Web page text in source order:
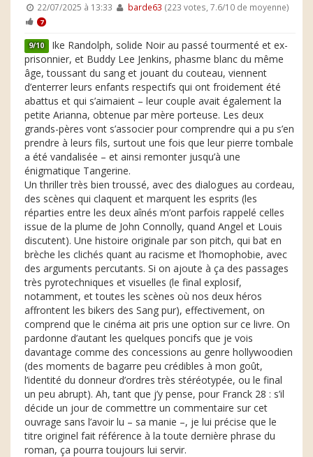
22/07/2025 à 13:33 barde63 (223 votes, 7.6/10 de moyenne)
7
9/10 Ike Randolph, solide Noir au passé tourmenté et ex-
prisonnier, et Buddy Lee Jenkins, phasme blanc du même
âge, toussant du sang et jouant du couteau, viennent
d’enterrer leurs enfants respectifs qui ont froidement été
abattus et qui s’aimaient – leur couple avait également la
petite Arianna, obtenue par mère porteuse. Les deux
grands-pères vont s’associer pour comprendre qui a pu s’en
prendre à leurs fils, surtout une fois que leur pierre tombale
a été vandalisée – et ainsi remonter jusqu’à une
énigmatique Tangerine.
Un thriller très bien troussé, avec des dialogues au cordeau,
des scènes qui claquent et marquent les esprits (les
réparties entre les deux aînés m’ont parfois rappelé celles
issue de la plume de John Connolly, quand Angel et Louis
discutent). Une histoire originale par son pitch, qui bat en
brèche les clichés quant au racisme et l’homophobie, avec
des arguments percutants. Si on ajoute à ça des passages
très pyrotechniques et visuelles (le final explosif,
notamment, et toutes les scènes où nos deux héros
affrontent les bikers des Sang pur), effectivement, on
comprend que le cinéma ait pris une option sur ce livre. On
pardonne d’autant les quelques poncifs que je vois
davantage comme des concessions au genre hollywoodien
(des moments de bagarre peu crédibles à mon goût,
l’identité du donneur d’ordres très stéréotypée, ou le final
un peu abrupt). Ah, tant que j’y pense, pour Franck 28 : s’il
décide un jour de commettre un commentaire sur cet
ouvrage sans l’avoir lu – sa manie –, je lui précise que le
titre originel fait référence à la toute dernière phrase du
roman, ça pourra toujours lui servir.